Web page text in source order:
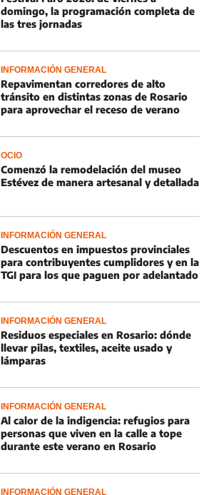
domingo, la programación completa de
las tres jornadas
INFORMACIÓN GENERAL
Repavimentan corredores de alto
tránsito en distintas zonas de Rosario
para aprovechar el receso de verano
OCIO
Comenzó la remodelación del museo
Estévez de manera artesanal y detallada
INFORMACIÓN GENERAL
Descuentos en impuestos provinciales
para contribuyentes cumplidores y en la
TGI para los que paguen por adelantado
INFORMACIÓN GENERAL
Residuos especiales en Rosario: dónde
llevar pilas, textiles, aceite usado y
lámparas
INFORMACIÓN GENERAL
Al calor de la indigencia: refugios para
personas que viven en la calle a tope
durante este verano en Rosario
INFORMACIÓN GENERAL